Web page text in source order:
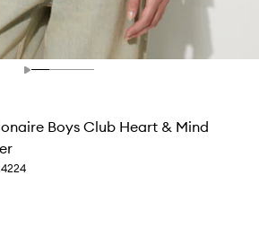
Boys Club Heart & Mind